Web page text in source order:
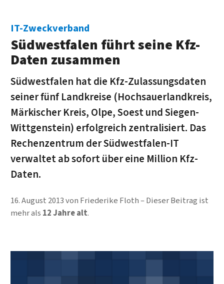
IT-Zweckverband
Südwestfalen führt seine Kfz-
Daten zusammen
Südwestfalen hat die Kfz-Zulassungsdaten
seiner fünf Landkreise (Hochsauerlandkreis,
Märkischer Kreis, Olpe, Soest und Siegen-
Wittgenstein) erfolgreich zentralisiert. Das
Rechenzentrum der Südwestfalen-IT
verwaltet ab sofort über eine Million Kfz-
Daten.
16. August 2013von Friederike Floth
Dieser Beitrag ist
mehr als 12 Jahre alt.